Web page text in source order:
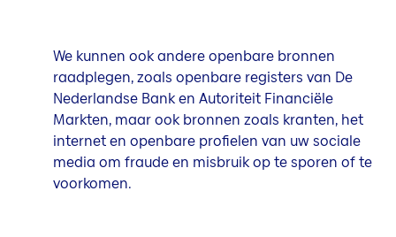
We kunnen ook andere openbare bronnen
raadplegen, zoals openbare registers van De
Nederlandse Bank en Autoriteit Financiële
Markten, maar ook bronnen zoals kranten, het
internet en openbare profielen van uw sociale
media om fraude en misbruik op te sporen of te
voorkomen.